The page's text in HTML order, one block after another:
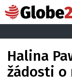
Halina
žádosti o